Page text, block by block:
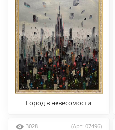
Город в невесомости
3028 (Арт: 07496)